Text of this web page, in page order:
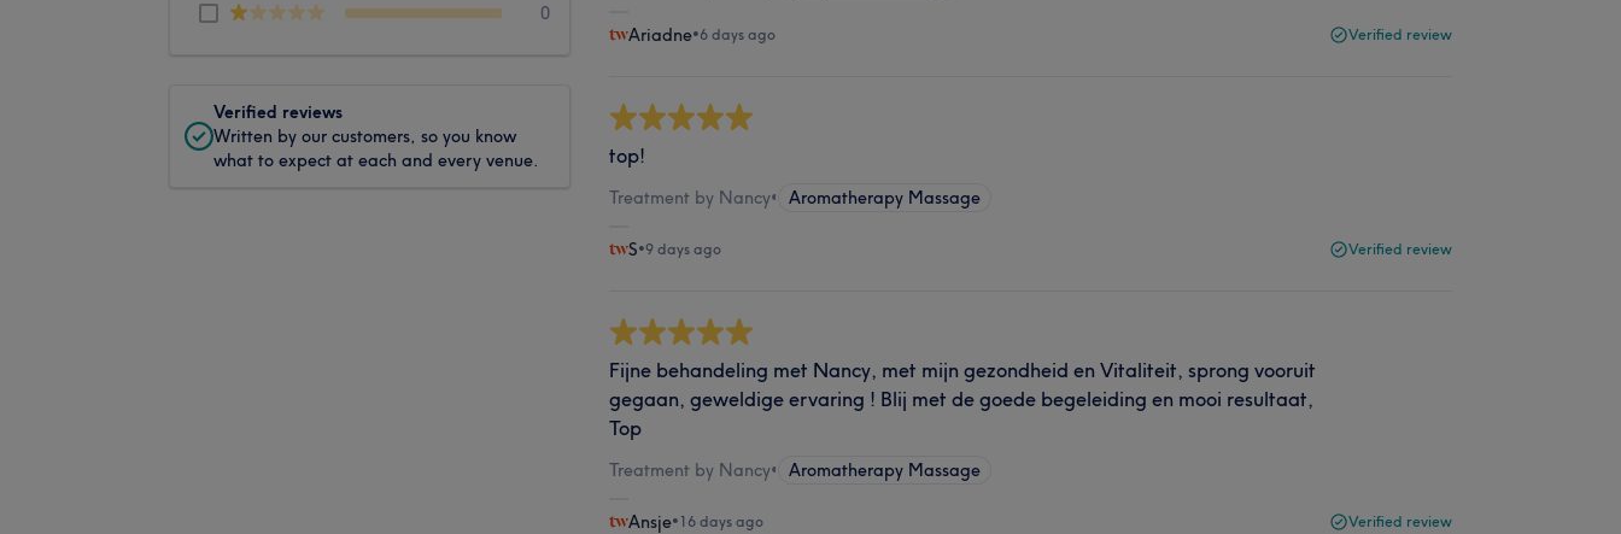
0
Verified reviews
Written by our customers, so you know
what to expect at each and every venue.
Ariadne•6 days ago Verified review
top!
Treatment by Nancy• Aromatherapy Massage
S•9 days ago Verified review
Fijne behandeling met Nancy, met mijn gezondheid en Vitaliteit, sprong vooruit
gegaan, geweldige ervaring ! Blij met de goede begeleiding en mooi resultaat,
Top
Treatment by Nancy• Aromatherapy Massage
Ansje•16 days ago Verified review